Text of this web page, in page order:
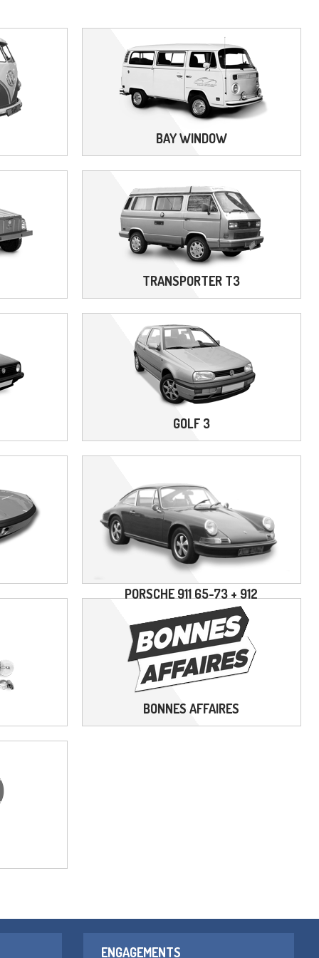
BAY WINDOW
TRANSPORTER T3
GOLF 3
PORSCHE 911 65-73 + 912
BONNES AFFAIRES
ENGAGEMENTS